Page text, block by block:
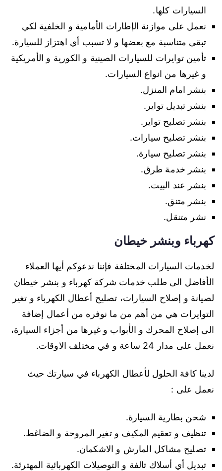
السيارات كلها.
نعمل على موازنة الإطارات الأمامية و الخلفية لكي
تبقى متناسبة مع بعضها و لا تسبب أي اهتزاز للسيارة.
تأمين توايرات للسيارات الصينية و الكورية و الأمريكية
و غيرها من انواع السيارات.
بنشر امام المنزل.
بنشر تبديل تواير.
بنشر تصليح تواير.
بنشر تصليح سيارات.
بنشر تصليح سيارة.
بنشر خدمة طرق.
بنشر عند البيت.
بنشر متنق.
نشر متنقل.
كهرباء وبنشر خيطان
لخدمات السيارات المختلفة فإننا ندعوكم أيها العملاء
الأفاضل الى طلب خدمات شركة كهرباء و بنشر خيطان
لصيانة و إصلاح السيارات، تصليح أعطال الكهرباء و تغير
التوايرات هي من أهم من ما نوفره من أعمال إضافة
الى إصلاح المحرك و الأبواب و غيرها من أجزاء السيارة،
نعمل على مدار 24 ساعة و في مختلف الاوقات.
لدينا كافة الحلول لأعطال الكهرباء في سيارتك حيث
نعمل على :
شحن بطارية السيارة.
تنظيف و تعقيم المكيف و تغير المروحة و الضاغط.
تصليح مشاكل المارش و الاشكمان.
تبديل أي أسلاك تالفة و التوصيلات الكهربائية المهترئة.